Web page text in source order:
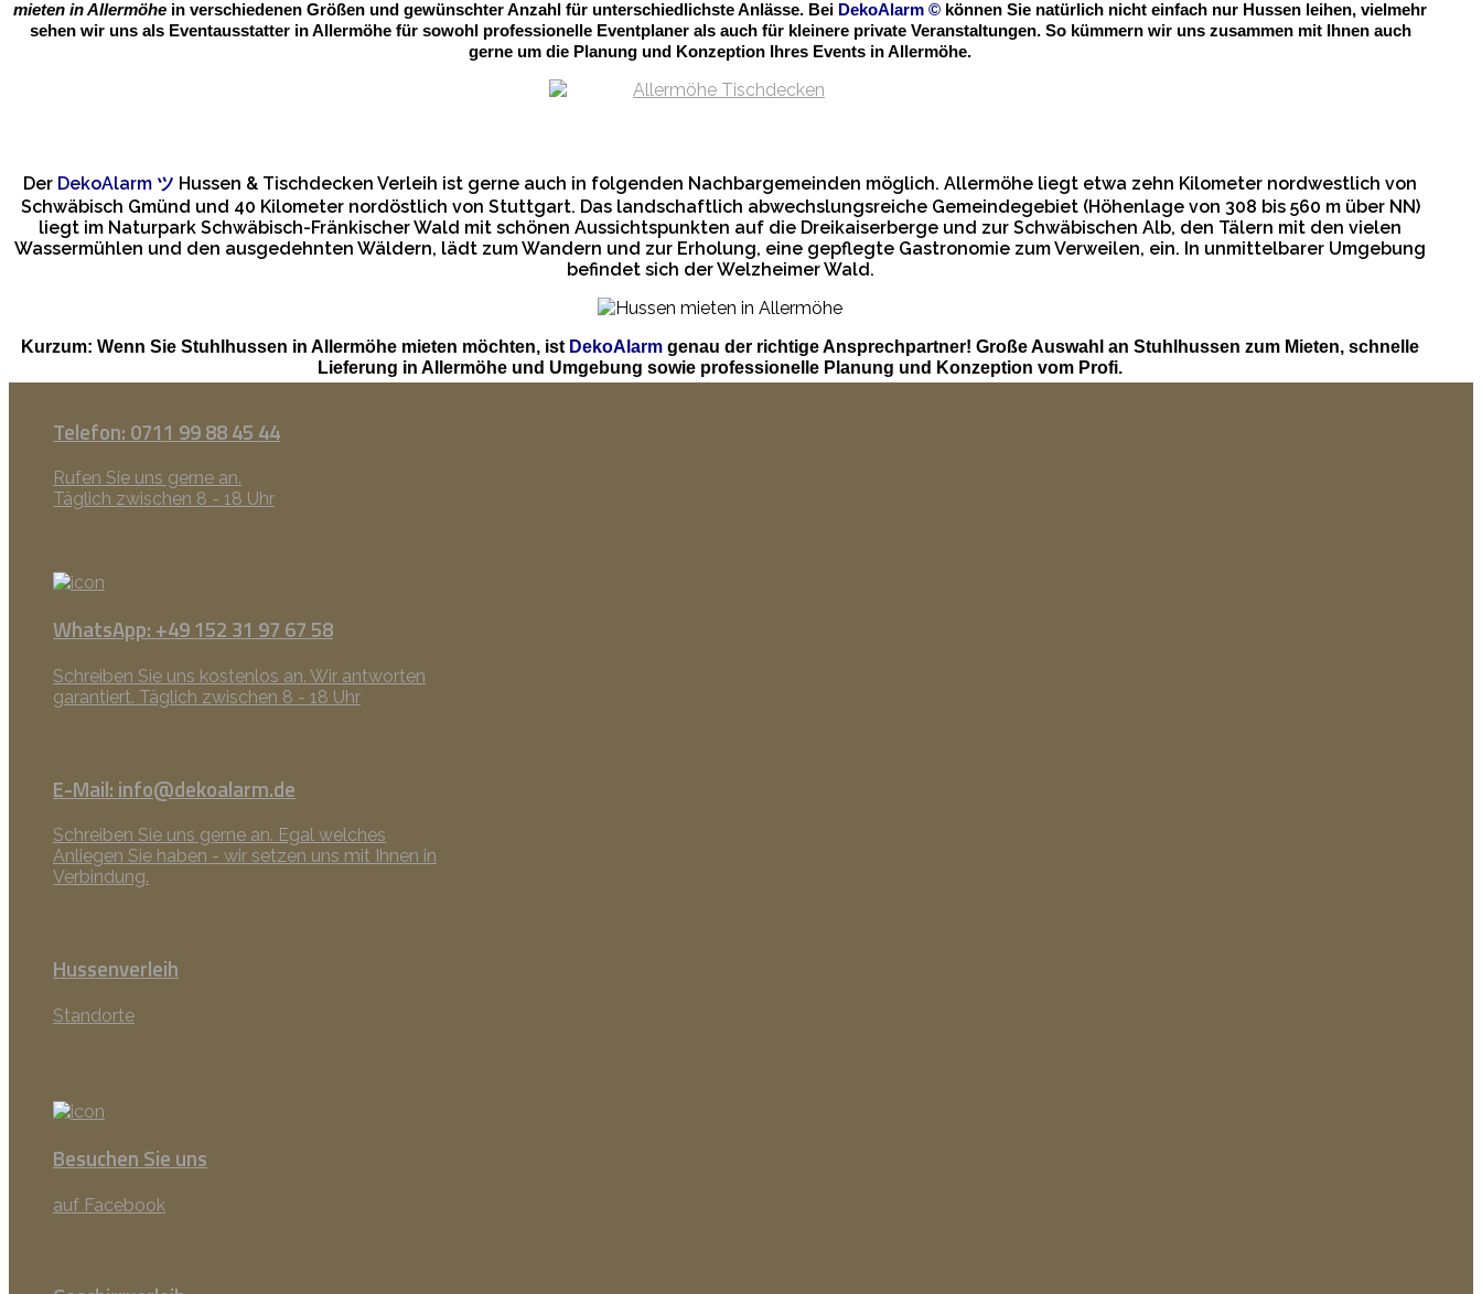
mieten in Allermöhe in verschiedenen Größen und gewünschter Anzahl für unterschiedlichste Anlässe. Bei DekoAlarm © können Sie natürlich nicht einfach nur Hussen leihen, vielmehr
sehen wir uns als Eventausstatter in Allermöhe für sowohl professionelle Eventplaner als auch für kleinere private Veranstaltungen. So kümmern wir uns zusammen mit Ihnen auch
gerne um die Planung und Konzeption Ihres Events in Allermöhe.
Der DekoAlarm ツ Hussen & Tischdecken Verleih ist gerne auch in folgenden Nachbargemeinden möglich. Allermöhe liegt etwa zehn Kilometer nordwestlich von
Schwäbisch Gmünd und 40 Kilometer nordöstlich von Stuttgart. Das landschaftlich abwechslungsreiche Gemeindegebiet (Höhenlage von 308 bis 560 m über NN)
liegt im Naturpark Schwäbisch-Fränkischer Wald mit schönen Aussichtspunkten auf die Dreikaiserberge und zur Schwäbischen Alb, den Tälern mit den vielen
Wassermühlen und den ausgedehnten Wäldern, lädt zum Wandern und zur Erholung, eine gepflegte Gastronomie zum Verweilen, ein. In unmittelbarer Umgebung
befindet sich der Welzheimer Wald.
Kurzum: Wenn Sie Stuhlhussen in Allermöhe mieten möchten, ist DekoAlarm genau der richtige Ansprechpartner! Große Auswahl an Stuhlhussen zum Mieten, schnelle
Lieferung in Allermöhe und Umgebung sowie professionelle Planung und Konzeption vom Profi.
Telefon: 0711 99 88 45 44
Rufen Sie uns gerne an.
Täglich zwischen 8 - 18 Uhr
WhatsApp: +49 152 31 97 67 58
Schreiben Sie uns kostenlos an. Wir antworten
garantiert. Täglich zwischen 8 - 18 Uhr
E-Mail: info@dekoalarm.de
Schreiben Sie uns gerne an. Egal welches
Anliegen Sie haben - wir setzen uns mit Ihnen in
Verbindung.
Hussenverleih
Standorte
Besuchen Sie uns
auf Facebook